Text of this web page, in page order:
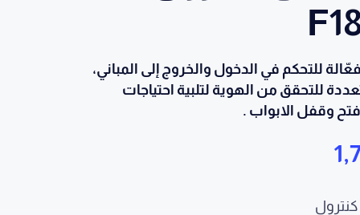
للتحكم في الدخول والخروج إلى المباني،
للتحقق من الهوية لتلبية احتياجات
وقفل الابواب .